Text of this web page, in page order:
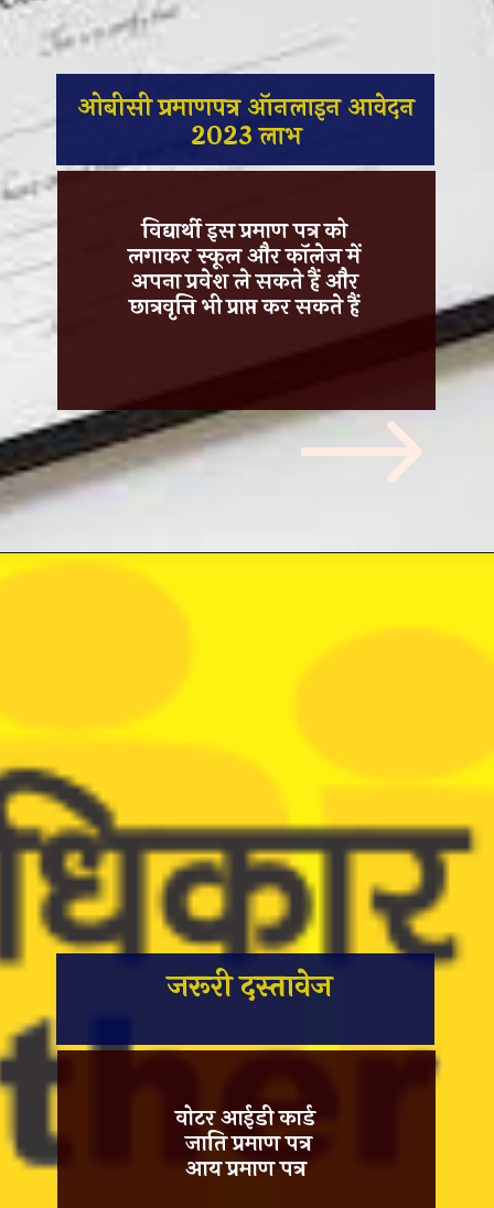
ओबीसी प्रमाणपत्र ऑनलाइन आवेदन
2023 लाभ
विद्यार्थी इस प्रमाण पत्र को
लगाकर स्कूल और कॉलेज में
अपना प्रवेश ले सकते हैं और
छात्रवृत्ति भी प्राप्त कर सकते हैं
जरूरी दस्तावेज
वोटर आईडी कार्ड
जाति प्रमाण पत्र
आय प्रमाण पत्र